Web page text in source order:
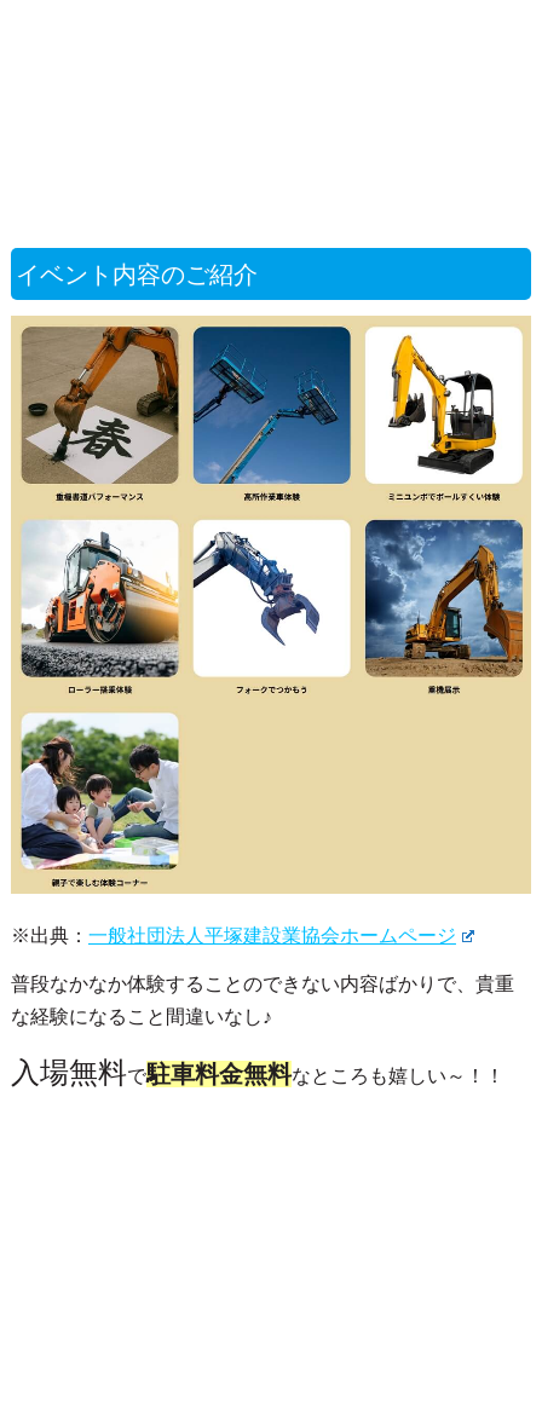
イベント内容のご紹介
※出典： 一般社団法人平塚建設業協会ホームページ
普段なかなか体験することのできない内容ばかりで、貴重
な経験になること間違いなし♪
入場無料で駐車料金無料なところも嬉しい～！！